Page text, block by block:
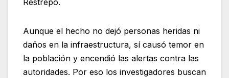
Restrepo.
Aunque el hecho no dejó personas heridas ni
daños en la infraestructura, sí causó temor en
la población y encendió las alertas contra las
autoridades. Por eso los investigadores buscan